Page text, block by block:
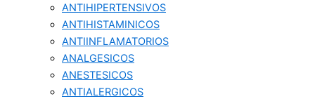
ANTIHIPERTENSIVOS
ANTIHISTAMINICOS
ANTIINFLAMATORIOS
ANALGESICOS
ANESTESICOS
ANTIALERGICOS